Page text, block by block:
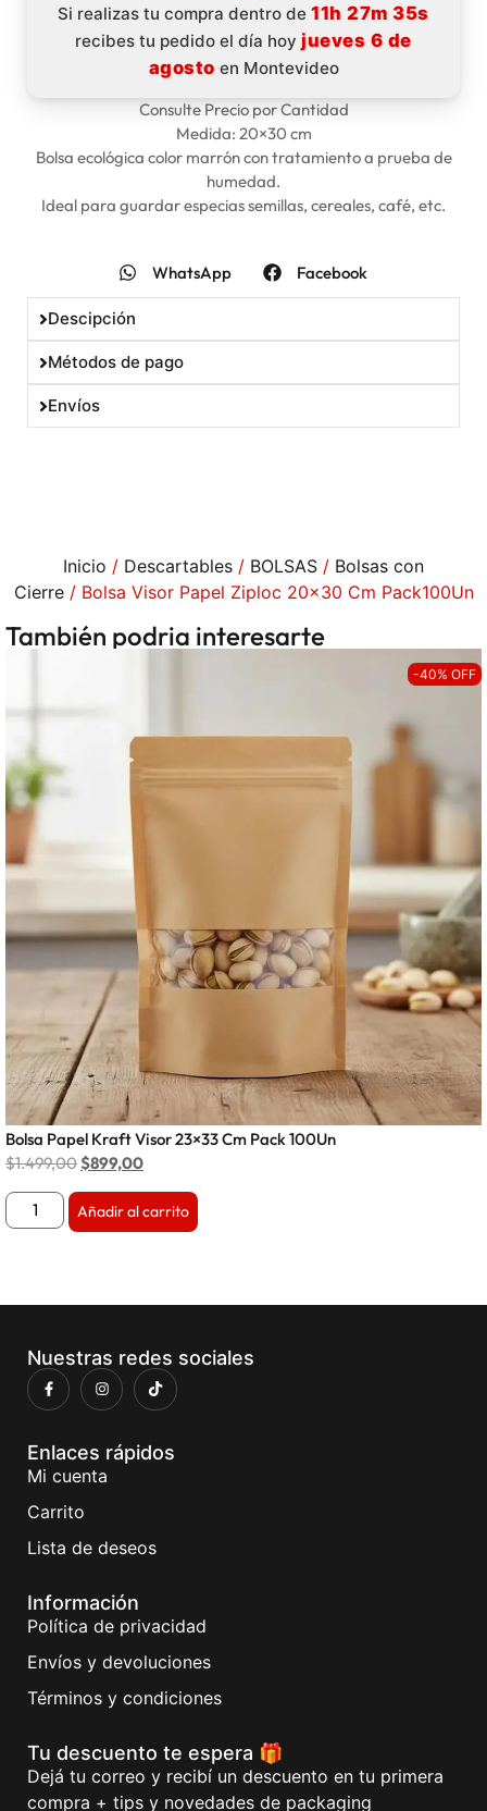
Si realizas tu compra dentro de 11h 27m 34s
recibes tu pedido el día hoyjueves 6 de
agosto en Montevideo
Consulte Precio por Cantidad
Medida: 20×30 cm
Bolsa ecológica color marrón con tratamiento a prueba de
humedad.
Ideal para guardar especias semillas, cereales, café, etc.
WhatsApp Facebook
Descipción
Métodos de pago
Envíos
Inicio / Descartables / BOLSAS / Bolsas con
Cierre/ Bolsa Visor Papel Ziploc 20×30 Cm Pack100Un
También podria interesarte
-40% OFF
Bolsa Papel Kraft Visor 23×33 Cm Pack 100Un
$1.499,00$899,00
Añadir al carrito
Nuestras redes sociales
Enlaces rápidos
Mi cuenta
Carrito
Lista de deseos
Información
Política de privacidad
Envíos y devoluciones
Términos y condiciones
Tu descuento te espera 🎁
Dejá tu correo y recibí un descuento en tu primera
compra + tips y novedades de packaging